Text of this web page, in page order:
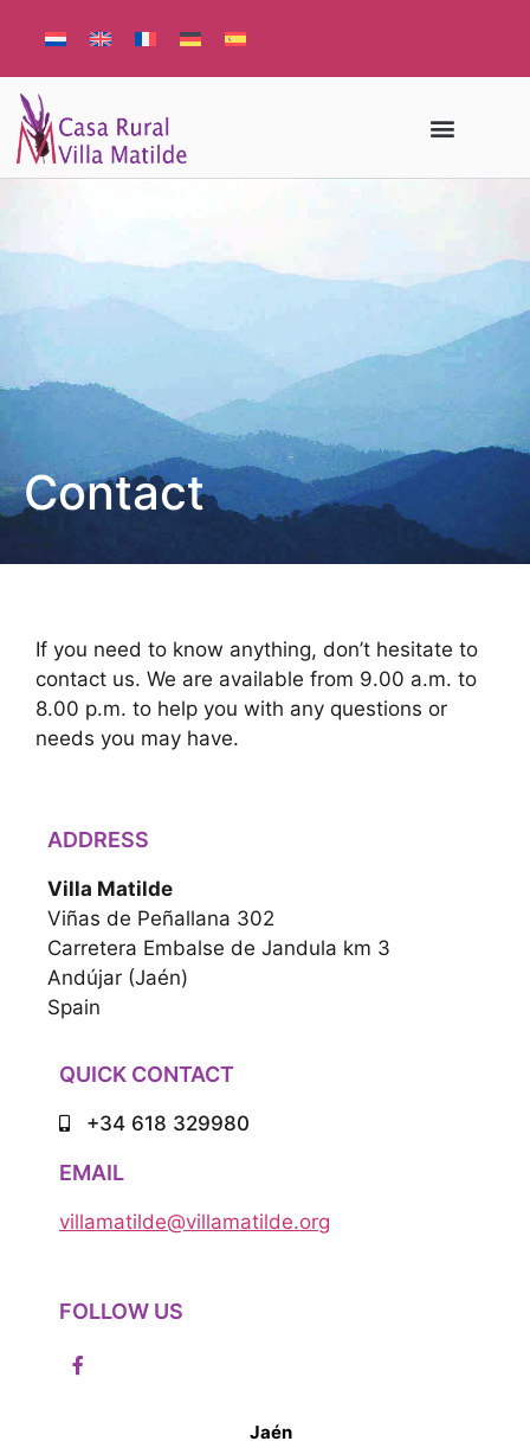
Contact
If you need to know anything, don’t hesitate to
contact us. We are available from 9.00 a.m. to
8.00 p.m. to help you with any questions or
needs you may have.
ADDRESS
Villa Matilde
Viñas de Peñallana 302
Carretera Embalse de Jandula km 3
Andújar (Jaén)
Spain
QUICK CONTACT
+34 618 329980
EMAIL
villamatilde@villamatilde.org
FOLLOW US
Jaén